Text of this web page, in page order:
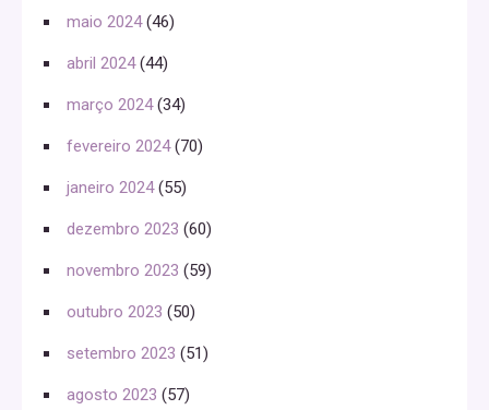
maio 2024(46)
abril 2024(44)
março 2024(34)
fevereiro 2024(70)
janeiro 2024(55)
dezembro 2023 (60)
novembro 2023 (59)
outubro 2023 (50)
setembro 2023 (51)
agosto 2023 (57)